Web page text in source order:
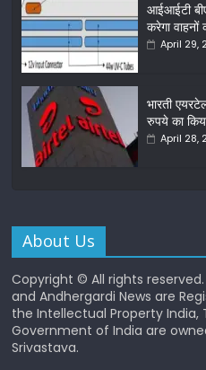
आईआईटी
करेगा
April 29,
भारती
रुपये का
April 28,
About Us
Copyright © All rights
and Andhergardi News are
the Intellectual Property India,
Government of India are
Srivastava.